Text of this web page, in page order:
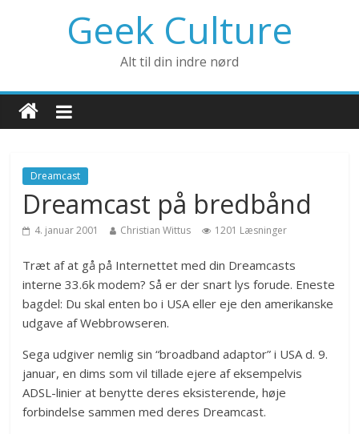
Geek Culture
Alt til din indre nørd
Dreamcast
Dreamcast på bredbånd
4. januar 2001 Christian Wittus 1201 Læsninger
Træt af at gå på Internettet med din Dreamcasts
interne 33.6k modem? Så er der snart lys forude. Eneste
bagdel: Du skal enten bo i USA eller eje den amerikanske
udgave af Webbrowseren.
Sega udgiver nemlig sin “broadband adaptor” i USA d. 9.
januar, en dims som vil tillade ejere af eksempelvis
ADSL-linier at benytte deres eksisterende, høje
forbindelse sammen med deres Dreamcast.